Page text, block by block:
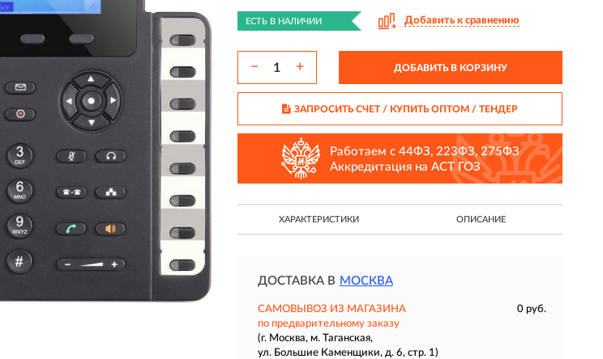
ЕСТЬ В НАЛИЧИИ Добавить к сравнению
− + ДОБАВИТЬ В КОРЗИНУ
ЗАПРОСИТЬ СЧЕТ / КУПИТЬ ОПТОМ/ ТЕНДЕР
Работаем с 44ФЗ, 223ФЗ, 275ФЗ
Аккредитация на АСТ ГОЗ
ХАРАКТЕРИСТИКИ ОПИСАНИЕ
ДОСТАВКА В МОСКВА
САМОВЫВОЗ ИЗ МАГАЗИНА
0 руб.
по предварительному заказу
(г. Москва, м. Таганская,
ул. Большие Каменщики, д. 6, стр. 1)